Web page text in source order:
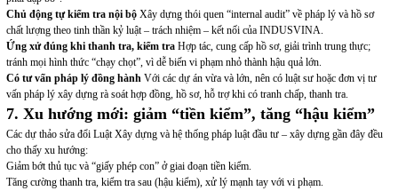
Chủ động tự kiểm tra nội bộXây dựng thói quen “internal audit” về pháp lý và hồ sơ
chất lượng theo tinh thần kỷ luật – trách nhiệm – kết nối của INDUSVINA.
Ứng xử đúng khi thanh tra, kiểm traHợp tác, cung cấp hồ sơ, giải trình trung thực;
tránh mọi hình thức “chạy chọt”, vì dễ biến vi phạm nhỏ thành hậu quả lớn.
Có tư vấn pháp lý đồng hànhVới các dự án vừa và lớn, nên có luật sư hoặc đơn vị tư
vấn pháp lý xây dựng rà soát hợp đồng, hồ sơ, hỗ trợ khi có tranh chấp, thanh tra.
7. Xu hướng mới: giảm “tiền kiểm”, tăng “hậu kiểm”
Các dự thảo sửa đổi Luật Xây dựng và hệ thống pháp luật đầu tư – xây dựng gần đây đều
cho thấy xu hướng:
Giảm bớt thủ tục và “giấy phép con” ở giai đoạn tiền kiểm.
Tăng cường thanh tra, kiểm tra sau (hậu kiểm), xử lý mạnh tay với vi phạm.